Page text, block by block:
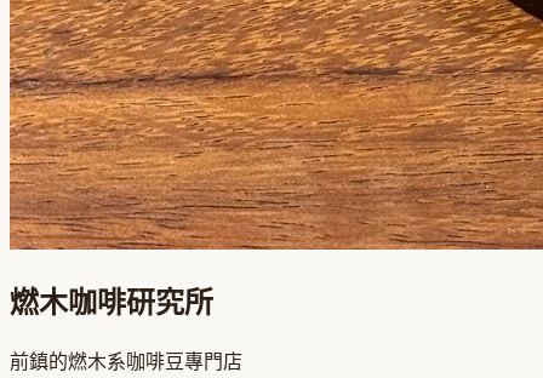
燃木咖啡研究所
前鎮的燃木系咖啡豆專門店